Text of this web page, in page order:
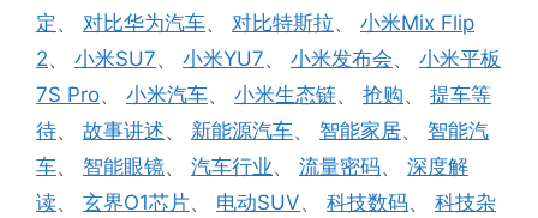
定 、 对比华为汽车、 对比特斯拉、 小米Mix Flip
2、 小米SU7、 小米YU7、 小米发布会、 小米平板
7S Pro、 小米汽车、 小米生态链、 抢购、 提车等
待、 故事讲述、 新能源汽车、 智能家居、 智能汽
车、 智能眼镜、 汽车行业、 流量密码、 深度解
读、 玄界O1芯片、 电动SUV、 科技数码、 科技杂